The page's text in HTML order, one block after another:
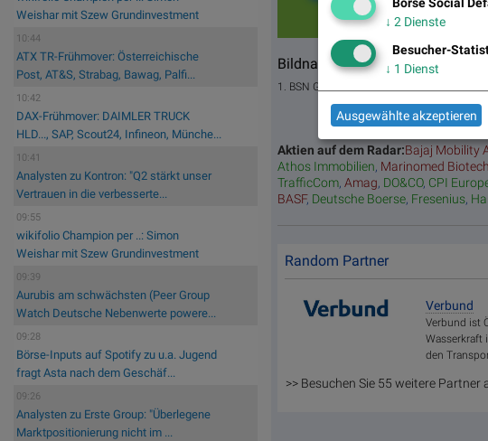
Weishar mit Szew Grundinvestment
10:44
ATX TR-Frühmover: Österreichische
Post, AT&S, Strabag, Bawag, Palfi...
10:42
DAX-Frühmover: DAIMLER TRUCK
HLD..., SAP, Scout24, Infineon, Münche...
10:41
Analysten zu Kontron: "Q2 stärkt unser
Vertrauen in die verbesserte...
09:55
wikifolio Champion per ..: Simon
Weishar mit Szew Grundinvestment
09:39
Aurubis am schwächsten (Peer Group
Watch Deutsche Nebenwerte powere...
09:28
Börse-Inputs auf Spotify zu u.a. Jugend
fragt Asta nach dem Geschäf...
09:26
Analysten zu Erste Group: "Überlegene
Marktpositionierung nicht im ...
Bildnachweis
1. BSN Group Stahl Performancevergleich
Aktien auf dem Radar:Bajaj Mobility
Athos Immobilien, Marinomed Biotech
TrafficCom,Amag, DO&CO, CPI
BASF, Deutsche Boerse, Fresenius,
Random Partner
Verbund
Verbund ist
Wasserkraft
den
>> Besuchen Sie 55 weitere Partner
Börse Social
↓ 2 Dienste
Besucher-
↓ 1 Dienst
Ausgewählte akzeptieren